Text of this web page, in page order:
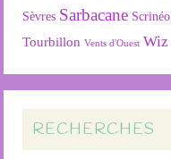
Sèvres Sarbacane Scrinéo
Tourbillon Vents d'Ouest Wiz
RECHERCHES